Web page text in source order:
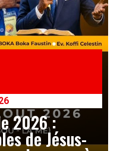
2026 :
de Jésus-